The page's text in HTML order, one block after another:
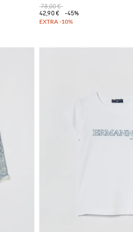
78,00 €
42,90 €
-45%